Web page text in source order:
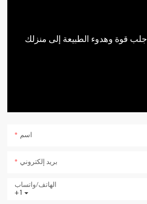
اسم
بريد إلكتروني
+1
الهاتف/واتساب